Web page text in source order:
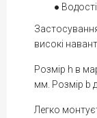
високі
Розмір h в
мм. Розмір b
Легко